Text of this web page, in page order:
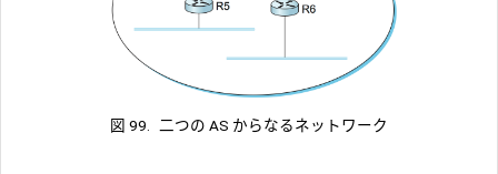
図 99. 二つの AS からなるネットワーク